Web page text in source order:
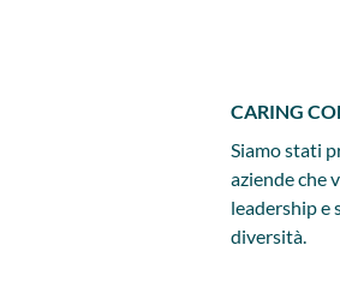
CARING
Siamo stati
aziende che
leadership e
diversità.